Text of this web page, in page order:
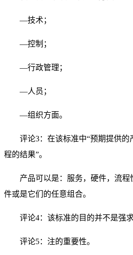
—技术；
—控制；
—行政管理；
—人员；
—组织方面。
评论3：在该标准中“预期提供的
程的结果”。
产品可以是：服务，硬件，流
件或是它们的任意组合。
评论4：该标准的目的并不是强
评论5：注的重要性。